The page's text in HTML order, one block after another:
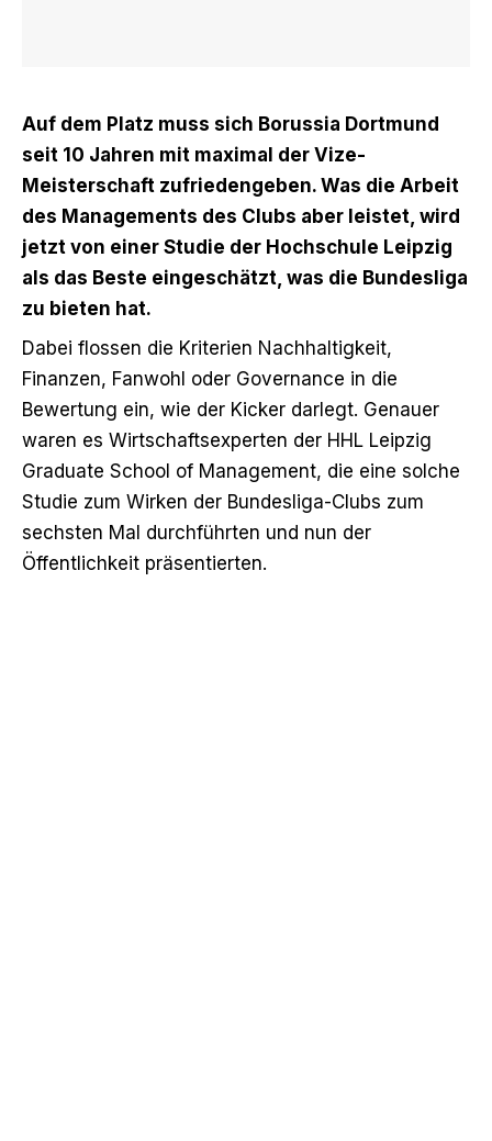
Auf dem Platz muss sich Borussia Dortmund
seit 10 Jahren mit maximal der Vize-
Meisterschaft zufriedengeben. Was die Arbeit
des Managements des Clubs aber leistet, wird
jetzt von einer Studie der Hochschule Leipzig
als das Beste eingeschätzt, was die Bundesliga
zu bieten hat.
Dabei flossen die Kriterien Nachhaltigkeit,
Finanzen, Fanwohl oder Governance in die
Bewertung ein, wie der Kicker darlegt. Genauer
waren es Wirtschaftsexperten der HHL Leipzig
Graduate School of Management, die eine solche
Studie zum Wirken der Bundesliga-Clubs zum
sechsten Mal durchführten und nun der
Öffentlichkeit präsentierten.